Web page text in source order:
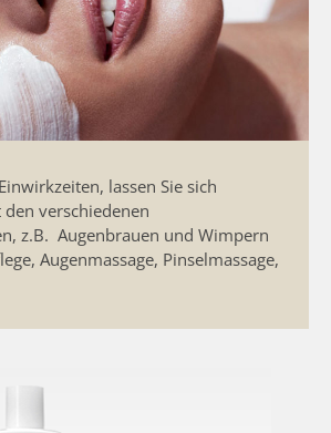
lassen Sie sich
verschiedenen
z.B. Augenbrauen und Wimpern
Augenmassage, Pinselmassage,